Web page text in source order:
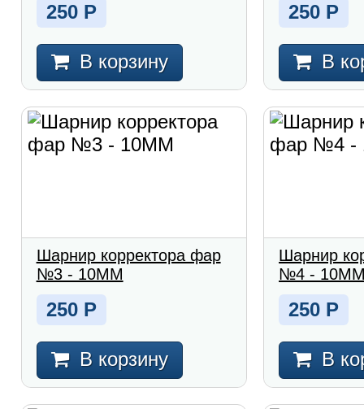
250 Р
В корзину
250 Р
В
Шарнир корректора фар
№3 - 10MM
250 Р
В корзину
Шарнир
№4 -
250 Р
В